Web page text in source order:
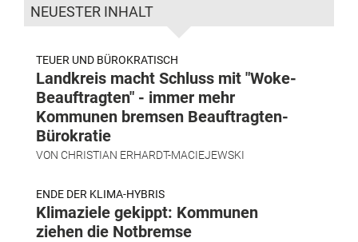
NEUESTER INHALT
TEUER UND BÜROKRATISCH
Landkreis macht Schluss mit "Woke-
Beauftragten" - immer mehr
Kommunen bremsen Beauftragten-
Bürokratie
VON CHRISTIAN ERHARDT-MACIEJEWSKI
ENDE DER KLIMA-HYBRIS
Klimaziele gekippt: Kommunen
ziehen die Notbremse